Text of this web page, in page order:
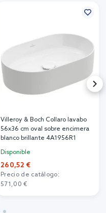
Villeroy & Boch Collaro lavabo
56x36 cm oval sobre encimera
blanco brillante 4A1956R1
Disponible
260,52 €
Precio de catálogo:
571,00 €